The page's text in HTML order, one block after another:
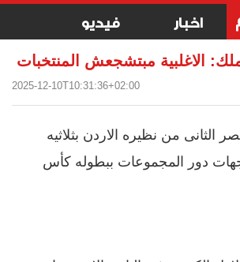
اخبار فيديو
الاغلبية مبتشجعش المنتخبات
2025-12-10T10:31:36+02:00
من نظيره الاردن بثلاثيه
دور المجموعات ببطوله كأس